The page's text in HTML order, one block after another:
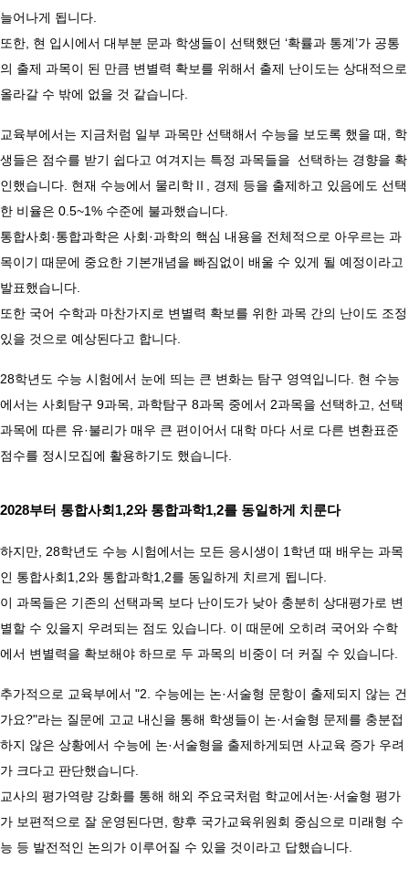
늘어나게 됩니다.
또한, 현 입시에서 대부분 문과 학생들이 선택했던 ‘확률과 통계’가 공통
의 출제 과목이 된 만큼 변별력 확보를 위해서 출제 난이도는 상대적으로
올라갈 수 밖에 없을 것 같습니다.
교육부에서는 지금처럼 일부 과목만 선택해서 수능을 보도록 했을 때, 학
생들은 점수를 받기 쉽다고 여겨지는 특정 과목들을 선택하는 경향을 확
인했습니다. 현재 수능에서 물리학Ⅱ, 경제 등을 출제하고 있음에도 선택
한 비율은 0.5~1% 수준에 불과했습니다.
통합사회·통합과학은 사회·과학의 핵심 내용을 전체적으로 아우르는 과
목이기 때문에 중요한 기본개념을 빠짐없이 배울 수 있게 될 예정이라고
발표했습니다.
또한 국어 수학과 마찬가지로 변별력 확보를 위한 과목 간의 난이도 조정
있을 것으로 예상된다고 합니다.
28학년도 수능 시험에서 눈에 띄는 큰 변화는 탐구 영역입니다. 현 수능
에서는 사회탐구 9과목, 과학탐구 8과목 중에서 2과목을 선택하고, 선택
과목에 따른 유·불리가 매우 큰 편이어서 대학 마다 서로 다른 변환표준
점수를 정시모집에 활용하기도 했습니다.
2028부터 통합사회1,2와 통합과학1,2를 동일하게 치룬다
하지만, 28학년도 수능 시험에서는 모든 응시생이 1학년 때 배우는 과목
인 통합사회1,2와 통합과학1,2를 동일하게 치르게 됩니다.
이 과목들은 기존의 선택과목 보다 난이도가 낮아 충분히 상대평가로 변
별할 수 있을지 우려되는 점도 있습니다. 이 때문에 오히려 국어와 수학
에서 변별력을 확보해야 하므로 두 과목의 비중이 더 커질 수 있습니다.
추가적으로 교육부에서 "2. 수능에는 논·서술형 문항이 출제되지 않는 건
가요?"라는 질문에 고교 내신을 통해 학생들이 논·서술형 문제를 충분접
하지 않은 상황에서 수능에 논·서술형을 출제하게되면 사교육 증가 우려
가 크다고 판단했습니다.
교사의 평가역량 강화를 통해 해외 주요국처럼 학교에서논·서술형 평가
가 보편적으로 잘 운영된다면, 향후 국가교육위원회 중심으로 미래형 수
능 등 발전적인 논의가 이루어질 수 있을 것이라고 답했습니다.